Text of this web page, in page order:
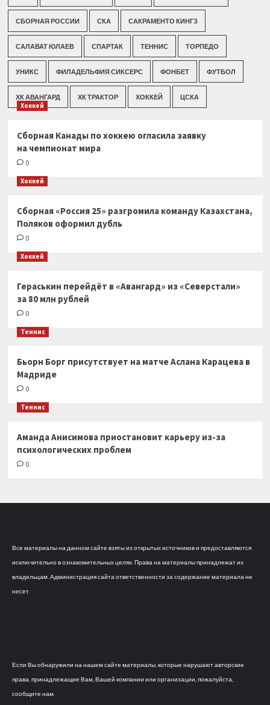
СБОРНАЯ РОССИИ СКА САКРАМЕНТО КИНГЗ
САЛАВАТ ЮЛАЕВ СПАРТАК ТЕННИС ТОРПЕДО
УНИКС ФИЛАДЕЛЬФИЯ СИКСЕРС ФОНБЕТ ФУТБОЛ
ХК АВАНГАРД ХК ТРАКТОР ХОККЕЙ ЦСКА
Хоккей
Сборная Канады по хоккею огласила заявку
на чемпионат мира
0
Хоккей
Сборная «Россия 25» разгромила команду Казахстана,
Поляков оформил дубль
0
Хоккей
Гераськин перейдёт в «Авангард» из «Северстали»
за 80 млн рублей
0
Теннис
Бьорн Борг присутствует на матче Аслана Карацева в
Мадриде
0
Теннис
Аманда Анисимова приостановит карьеру из-за
психологических проблем
0
Все материалы на данном сайте взяты из открытых источников и предоставляются
исключительно в ознакомительных целях. Права на материалы принадлежат их
владельцам. Администрация сайта ответственности за содержание материала не
несет.
Если Вы обнаружили на нашем сайте материалы, которые нарушают авторские
права, принадлежащие Вам, Вашей компании или организации, пожалуйста,
сообщите нам.